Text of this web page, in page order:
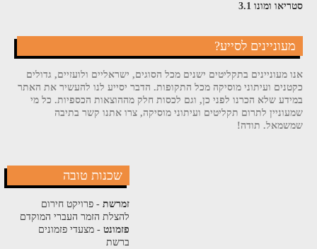
סטריאו ומונו 3.1
מעוניינים לסייע?
אנו מעוניינים בתקליטים ישנים מכל הסוגים, ישראליים ולועזיים, גדולים
כקטנים ועיתוני מוסיקה מכל התקופות. הדבר יסייע לנו להעשיר את האתר
במידע שלא הכרנו לפני כן, וגם לכסות חלק מההוצאות הכספיות. כל מי
שמעוניין לתרום תקליטים ועיתוני מוסיקה, צרו אתנו קשר בתיבה
שמשמאל. תודה!
שכנות טובה
זמרשת- פרויקט חירום
להצלת הזמר העברי המוקדם
פזמונט- מצעדי פזמונים
ברשת